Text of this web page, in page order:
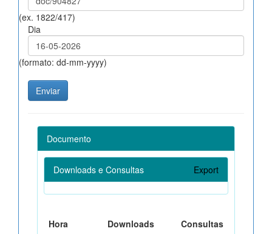
(ex. 1822/417)
Dia
(formato: dd-mm-yyyy)
Documento
Downloads e Consultas Export
Hora Downloads
Consultas